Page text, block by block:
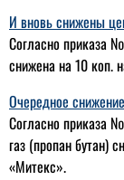
И вновь снижены
Согласно приказа
снижена на 10 коп.
Очередное
Согласно приказа
газ (пропан бутан)
«Митекс».